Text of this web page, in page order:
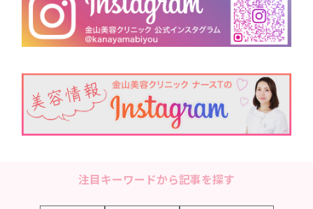
注目キーワードから記事を探す